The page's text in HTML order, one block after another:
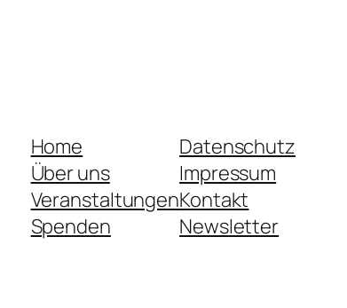
Home
Über uns
Veranstaltungen
Spenden
Datenschutz
Impressum
Kontakt
Newsletter